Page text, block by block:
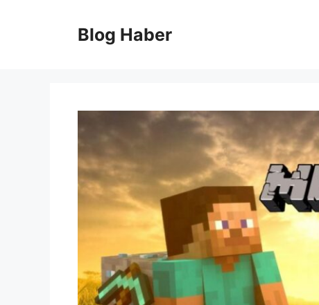
Blog Haber